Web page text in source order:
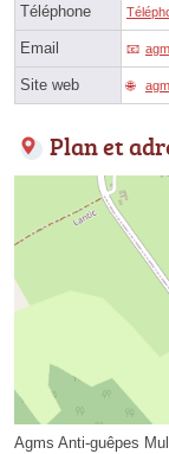
Téléphone
Email
Site web
Plan et
Agms Anti-guêpes